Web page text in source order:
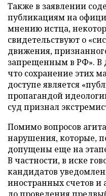
Также в заявлении
публикациям на
мнению истца,
свидетельствуют о
движения,
запрещенным в РФ». В
что сохранение этих
доступе является
пропагандой
суд признал
Помимо вопросов
нарушения, которые,
допущены еще на
В частности, в иске
кандидатов
иностранных счетов